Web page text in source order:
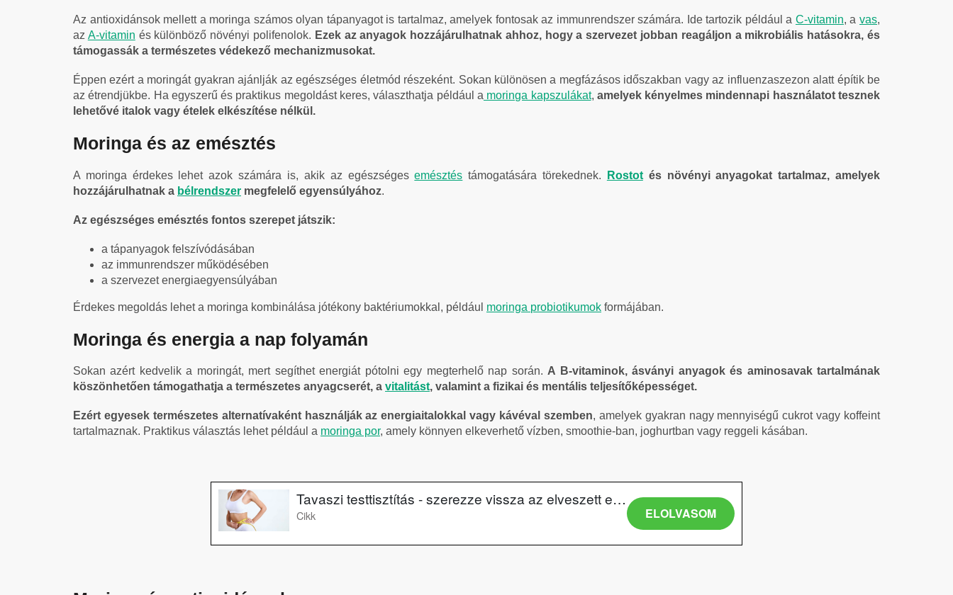
Az antioxidánsok mellett a moringa számos olyan tápanyagot is tartalmaz, amelyek fontosak az immunrendszer számára. Ide tartozik például a C-vitamin, avas,
az A-vitamin és különböző növényi polifenolok. Ezek az anyagok hozzájárulhatnak ahhoz, hogy a szervezet jobban reagáljon a mikrobiális hatásokra, és
támogassák a természetes védekező mechanizmusokat.
Éppen ezért a moringát gyakran ajánlják az egészséges életmód részeként. Sokan különösen a megfázásos időszakban vagy az influenzaszezon alatt építik be
az étrendjükbe. Ha egyszerű és praktikus megoldást keres, választhatja például a moringa kapszulákat, amelyek kényelmes mindennapi használatot tesznek
lehetővé italok vagy ételek elkészítése nélkül.
Moringa és az emésztés
A moringa érdekes lehet azok számára is, akik az egészségesemésztés támogatására törekednek. Rostotés növényi anyagokat tartalmaz, amelyek
hozzájárulhatnak a bélrendszer megfelelő egyensúlyához.
Az egészséges emésztés fontos szerepet játszik:
a tápanyagok felszívódásában
az immunrendszer működésében
a szervezet energiaegyensúlyában
Érdekes megoldás lehet a moringa kombinálása jótékony baktériumokkal, például moringa probiotikumok formájában.
Moringa és energia a nap folyamán
Sokan azért kedvelik a moringát, mert segíthet energiát pótolni egy megterhelő nap során. A B-vitaminok, ásványi anyagok és aminosavak tartalmának
köszönhetően támogathatja a természetes anyagcserét, a vitalitást, valamint a fizikai és mentális teljesítőképességet.
Ezért egyesek természetes alternatívaként használják az energiaitalokkal vagy kávéval szemben, amelyek gyakran nagy mennyiségű cukrot vagy koffeint
tartalmaznak. Praktikus választás lehet például a moringa por, amely könnyen elkeverhető vízben, smoothie-ban, joghurtban vagy reggeli kásában.